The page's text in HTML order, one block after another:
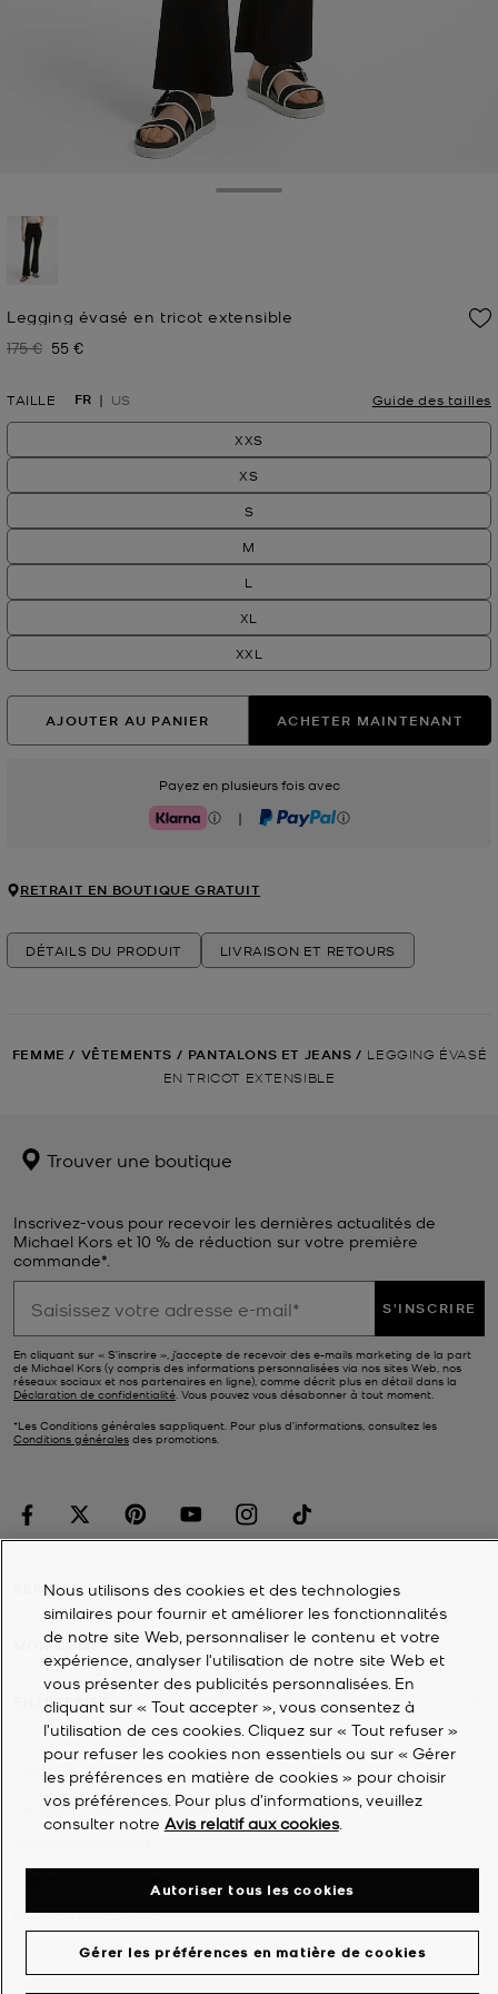
Legging évasé en tricot extensible
Prix initial
175 € Prix actuel
55 €
TAILLE FR US Guide des tailles
XXS
XS
S
M
L
XL
XXL
AJOUTER AU PANIER ACHETER MAINTENANT
Payez en plusieurs fois avec
Klarna | PayPal
RETRAIT EN BOUTIQUE GRATUIT
DÉTAILS DU PRODUIT LIVRAISON ET RETOURS
FEMME / VÊTEMENTS / PANTALONS ET JEANS / LEGGING ÉVASÉ
EN TRICOT EXTENSIBLE
Trouver une boutique
Inscrivez-vous pour recevoir les dernières actualités de
Michael Kors et 10 % de réduction sur votre première
commande*.
S'INSCRIRE
En cliquant sur « S’inscrire », j’accepte de recevoir des e-mails marketing de la part
de Michael Kors (y compris des informations personnalisées via nos sites Web, nos
réseaux sociaux et nos partenaires en ligne), comme décrit plus en détail dans la
Déclaration de confidentialité. Vous pouvez vous désabonner à tout moment.
*Les Conditions générales sappliquent. Pour plus d’informations, consultez les
Conditions générales des promotions.
SERVICE À LA CLIENTÈLE
MON COMPTE
ENTREPRISE
2026Michael Kors
Déclaration de confidentialité
Énoncé d'accessibilité
Nous utilisons des cookies et des technologies
similaires pour fournir et améliorer les fonctionnalités
de notre site Web, personnaliser le contenu et votre
expérience, analyser l'utilisation de notre site Web et
vous présenter des publicités personnalisées. En
cliquant sur « Tout accepter », vous consentez à
l’utilisation de ces cookies. Cliquez sur « Tout refuser »
pour refuser les cookies non essentiels ou sur « Gérer
les préférences en matière de cookies » pour choisir
vos préférences. Pour plus d’informations, veuillez
consulter notre Avis relatif aux cookies.
Gérer les préférences en matière de cookies
Autoriser tous les cookies